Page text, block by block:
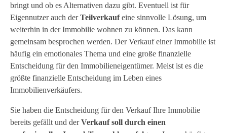
bringt und ob es Alternativen dazu gibt. Eventuell ist für
Eigennutzer auch derTeilverkaufeine sinnvolle Lösung, um
weiterhin in der Immobilie wohnen zu können. Das kann
gemeinsam besprochen werden. Der Verkauf einer Immobilie ist
häufig ein emotionales Thema und eine große finanzielle
Entscheidung für den Immobilieneigentümer. Meist ist es die
größte finanzielle Entscheidung im Leben eines
Immobilienverkäufers.
Sie haben die Entscheidung für den Verkauf Ihre Immobilie
bereits gefällt und derVerkauf soll durch einen